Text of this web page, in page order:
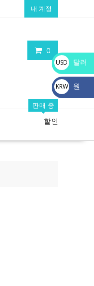
내 계정
0
판매 중
할인
USD
$
달러
KRW
₩
원